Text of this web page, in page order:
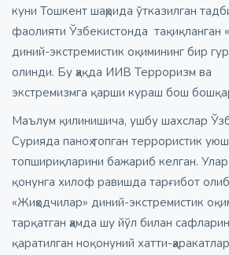
куни Тошкент шаҳрида ўтказилган
фаолияти Ўзбекистонда тақиқланган
диний-экстремистик оқимининг бир
олинди. Бу ҳақда ИИВ Терроризм ва
экстремизмга қарши кураш бош
Маълум қилинишича, ушбу шахслар
Сурияда паноҳ топган террористик
топшириқларини бажариб келган. Улар
қонунга хилоф равишда тарғибот
«Жиҳодчилар» диний-экстремистик
тарқатган ҳамда шу йўл билан
қаратилган ноқонуний хатти-